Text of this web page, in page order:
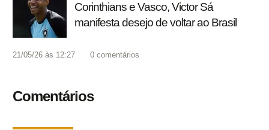
Corinthians e Vasco, Victor Sá
manifesta desejo de voltar ao Brasil
21/05/26 às 12:27 0 comentários
Comentários